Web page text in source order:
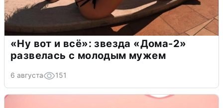
«Ну вот и всё»: звезда «Дома-2»
развелась с молодым мужем
6 августа 151